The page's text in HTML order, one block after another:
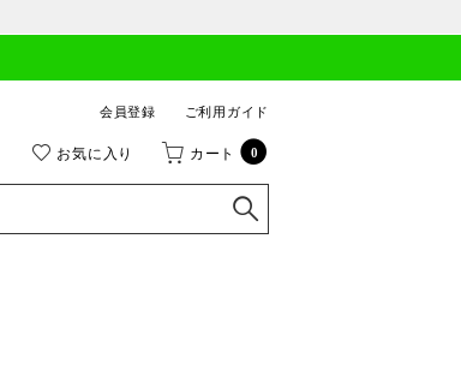
会員登録 ご利用ガイド
お気に入り カート 0